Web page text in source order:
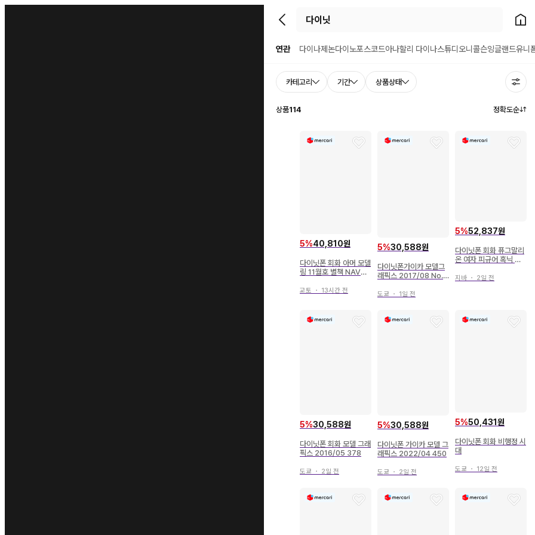
뒤로가기 홈으로
연관 다이나제논다이노포스코드아나할리 다이나스튜디오니콜슨잉글랜드유니
카테고리 기간 상품상태
상품114 정확도순
5%40,810원
다이닛폰 회화 아머 모델
링 11월호 별책 NAVY
교토 ・ 13시간 전
5%30,588원
다이닛폰가이카 모델그
래픽스 2017/08 No.3
도쿄 ・ 1일 전
5%52,837원
다이닛폰 회화 퓨그말리
온 여자 피규어 혹닉 마
지바 ・ 2일 전
5%30,588원
다이닛폰 회화 모델 그래
픽스 2016/05 378
도쿄 ・ 2일 전
5%30,588원
다이닛폰 가이카 모델 그
래픽스 2022/04 450
도쿄 ・ 2일 전
5%50,431원
다이닛폰 회화 비행정 시
대
도쿄 ・ 12일 전